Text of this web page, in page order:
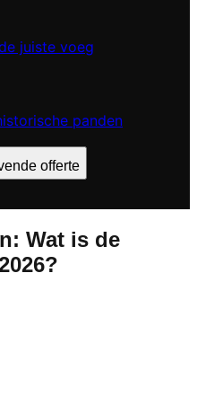
juiste voeg
panden
offerte
Wat is de